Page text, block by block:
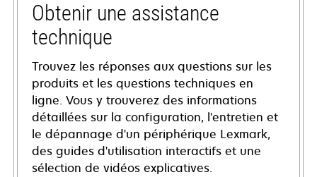
Obtenir une assistance
technique
Trouvez les réponses aux questions sur les
produits et les questions techniques en
ligne. Vous y trouverez des informations
détaillées sur la configuration, l'entretien et
le dépannage d'un périphérique Lexmark,
des guides d'utilisation interactifs et une
sélection de vidéos explicatives.